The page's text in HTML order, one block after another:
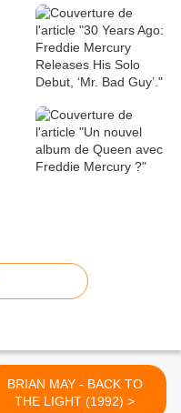
BRIAN MAY - BACK TO
THE LIGHT (1992) >